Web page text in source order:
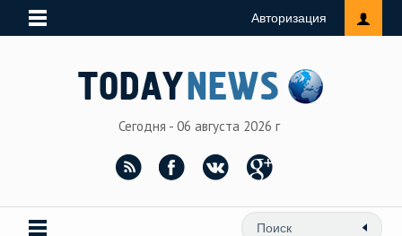
Авторизация
Сегодня - 06 августа 2026 г